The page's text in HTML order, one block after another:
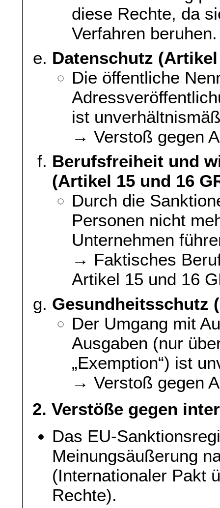
diese Rechte, da
Verfahren beruhen.
Datenschutz (Artikel
Die öffentliche
ist
→ Verstoß gegen
Berufsfreiheit und
(Artikel 15 und 16
Durch die
Personen nicht
Unternehmen
→ Faktisches
Artikel 15 und 16
Gesundheitsschutz
Der Umgang mit
Ausgaben (nur
„Exemption“) ist
→ Verstoß gegen
2. Verstöße gegen
Das EU-
Meinungsäußerung
(Internationaler Pakt
Rechte).